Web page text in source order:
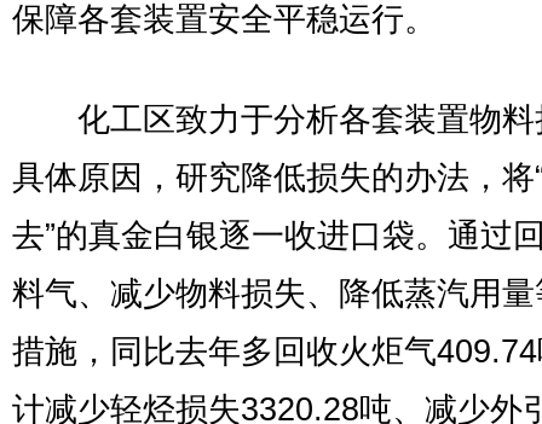
保障各套装置安全平稳运行。
化工区致力于分析各套装置物料
具体原因，研究降低损失的办法，将
去”的真金白银逐一收进口袋。通过
料气、减少物料损失、降低蒸汽用
措施，同比去年多回收火炬气
计减少轻烃损失3320.28吨、减少外